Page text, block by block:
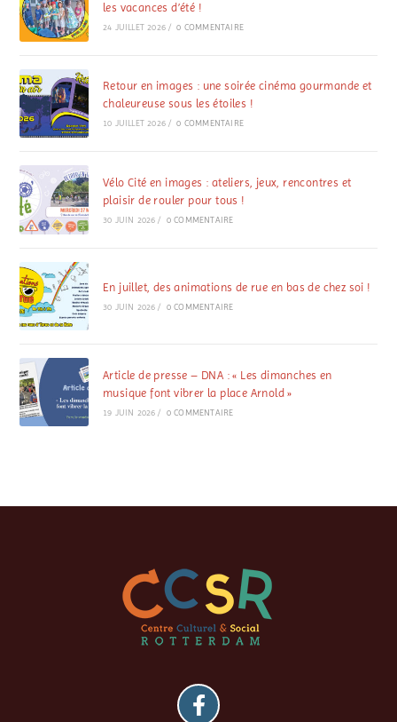
les vacances d’été !
24 JUILLET 2026 / 0 COMMENTAIRE
Retour en images : une soirée cinéma gourmande et
chaleureuse sous les étoiles !
10 JUILLET 2026 / 0 COMMENTAIRE
Vélo Cité en images : ateliers, jeux, rencontres et
plaisir de rouler pour tous !
30 JUIN 2026 / 0 COMMENTAIRE
En juillet, des animations de rue en bas de chez soi !
30 JUIN 2026 / 0 COMMENTAIRE
Article de presse – DNA : « Les dimanches en
musique font vibrer la place Arnold »
19 JUIN 2026 / 0 COMMENTAIRE